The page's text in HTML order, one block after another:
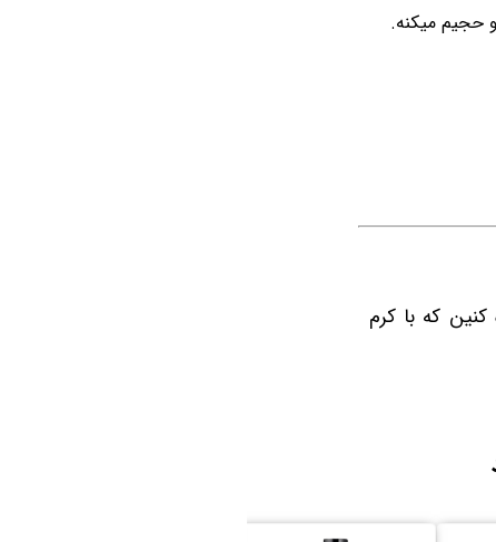
حجیم میکنه.
که با کرم